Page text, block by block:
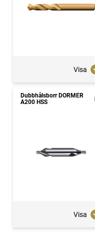
Visa
Dubbhålsborr DORMER
A200 HSS
Visa